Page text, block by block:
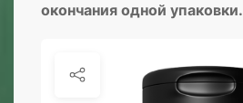
окончания одной упаковки.